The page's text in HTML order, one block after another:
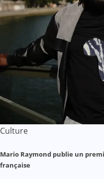
Culture
Mario Raymond publie un
française